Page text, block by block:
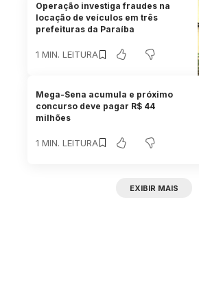
Operação investiga fraudes na
locação de veículos em três
prefeituras da Paraíba
1 MIN. LEITURA
Mega-Sena acumula e próximo
concurso deve pagar R$ 44
milhões
1 MIN. LEITURA
EXIBIR MAIS